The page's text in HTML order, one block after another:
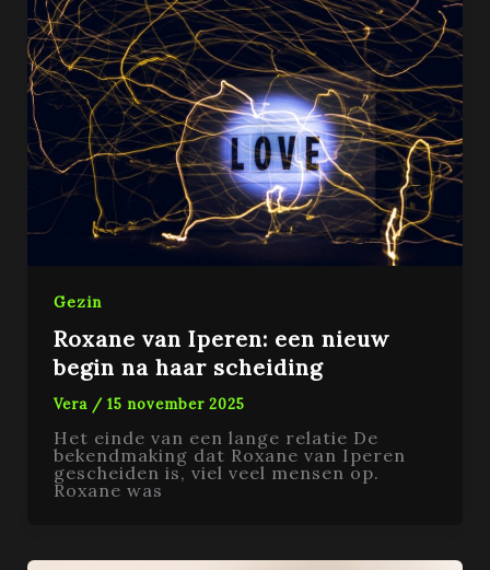
Gezin
Roxane van Iperen: een nieuw
begin na haar scheiding
Vera / 15 november 2025
Het einde van een lange relatie De
bekendmaking dat Roxane van Iperen
gescheiden is, viel veel mensen op.
Roxane was